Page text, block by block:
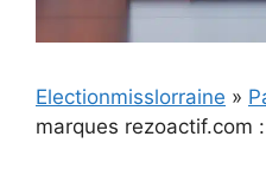
Electionmisslorraine »
marques rezoactif.com